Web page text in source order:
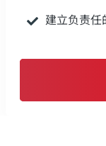
建立负责